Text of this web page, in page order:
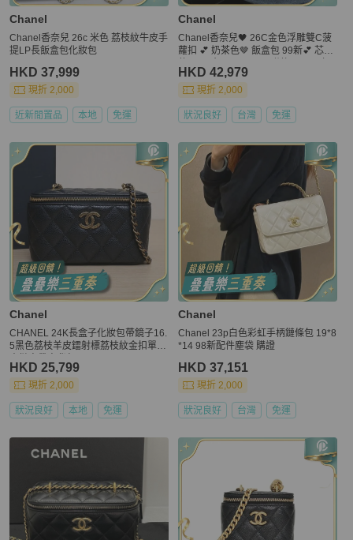
Chanel
Chanel香奈兒 26c 米色 荔枝紋牛皮手
提LP長飯盒包化妝包
HKD 37,999
現折 2,000
近新閒置品 本地 免運
Chanel
Chanel香奈兒🖤 26C金色浮雕雙C菠
蘿扣 💕 奶茶色🤎 飯盒包 99新💕 芯片
購證
HKD 42,979
現折 2,000
狀況良好 台灣 免運
Chanel
CHANEL 24K長盒子化妝包帶鏡子16.
5黑色荔枝羊皮鐳射標荔枝紋金扣單皮
HKD 25,799
現折 2,000
狀況良好 本地 免運
Chanel
Chanel 23p白色彩虹手柄鏈條包 19*8
*14 98新配件塵袋 購證
HKD 37,151
現折 2,000
狀況良好 台灣 免運